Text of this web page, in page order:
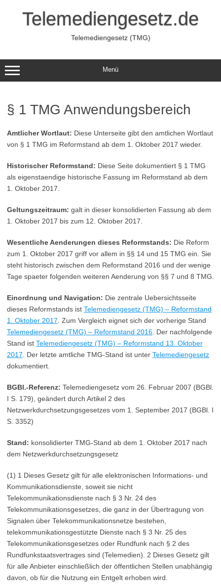
springenTelemediengesetz.de
Telemediengesetz (TMG)
Menü
§ 1 TMG Anwendungsbereich
Amtlicher Wortlaut: Diese Unterseite gibt den amtlichen Wortlaut
von § 1 TMG im Reformstand ab dem 1. Oktober 2017 wieder.
Historischer Reformstand: Diese Seite dokumentiert § 1 TMG
als eigenstaendige historische Fassung im Reformstand ab dem
1. Oktober 2017.
Geltungszeitraum: galt in dieser konsolidierten Fassung ab dem
1. Oktober 2017 bis zum 12. Oktober 2017.
Wesentliche Aenderungen dieses Reformstands: Die Reform
zum 1. Oktober 2017 griff vor allem in §§ 14 und 15 TMG ein. Sie
steht historisch zwischen dem Reformstand 2016 und der wenige
Tage spaeter folgenden weiteren Aenderung von §§ 7 und 8 TMG.
Einordnung und Navigation: Die zentrale Uebersichtsseite
dieses Reformstands ist Telemediengesetz (TMG) – Reformstand
1. Oktober 2017 . Zum Vergleich eignet sich der vorherige Stand
Telemediengesetz (TMG) – Reformstand 2016 . Der nachfolgende
Stand ist Telemediengesetz (TMG) – Reformstand 13. Oktober
2017 . Der letzte amtliche TMG-Stand ist unter Telemediengesetz
dokumentiert.
BGBl.-Referenz: Telemediengesetz vom 26. Februar 2007 (BGBl.
I S. 179), geändert durch Artikel 2 des
Netzwerkdurchsetzungsgesetzes vom 1. September 2017 (BGBl. I
S. 3352)
Stand: konsolidierter TMG-Stand ab dem 1. Oktober 2017 nach
dem Netzwerkdurchsetzungsgesetz
(1) 1 Dieses Gesetz gilt für alle elektronischen Informations- und
Kommunikationsdienste, soweit sie nicht
Telekommunikationsdienste nach § 3 Nr. 24 des
Telekommunikationsgesetzes, die ganz in der Übertragung von
Signalen über Telekommunikationsnetze bestehen,
telekommunikationsgestützte Dienste nach § 3 Nr. 25 des
Telekommunikationsgesetzes oder Rundfunk nach § 2 des
Rundfunkstaatsvertrages sind (Telemedien). 2 Dieses Gesetz gilt
für alle Anbieter einschließlich der öffentlichen Stellen unabhängig
davon, ob für die Nutzung ein Entgelt erhoben wird.